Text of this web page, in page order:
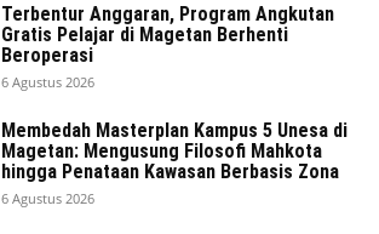
Terbentur Anggaran, Program Angkutan
Gratis Pelajar di Magetan Berhenti
Beroperasi
6 Agustus 2026
Membedah Masterplan Kampus 5 Unesa di
Magetan: Mengusung Filosofi Mahkota
hingga Penataan Kawasan Berbasis Zona
6 Agustus 2026